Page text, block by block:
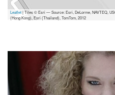
Leaflet| Tiles © Esri — Source: Esri, DeLorme, NAVTEQ,
(Hong Kong), Esri (Thailand), TomTom, 2012